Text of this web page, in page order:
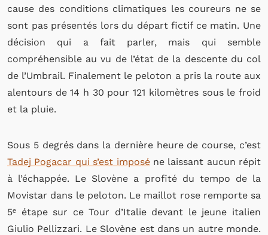
cause des conditions climatiques les coureurs ne se
sont pas présentés lors du départ fictif ce matin. Une
décision qui a fait parler, mais qui semble
compréhensible au vu de l’état de la descente du col
de l’Umbrail. Finalement le peloton a pris la route aux
alentours de 14 h 30 pour 121 kilomètres sous le froid
et la pluie.
Sous 5 degrés dans la dernière heure de course, c’est
Tadej Pogacar qui s’est imposéne laissant aucun répit
à l’échappée. Le Slovène a profité du tempo de la
Movistar dans le peloton. Le maillot rose remporte sa
5ᵉ étape sur ce Tour d’Italie devant le jeune italien
Giulio Pellizzari. Le Slovène est dans un autre monde.